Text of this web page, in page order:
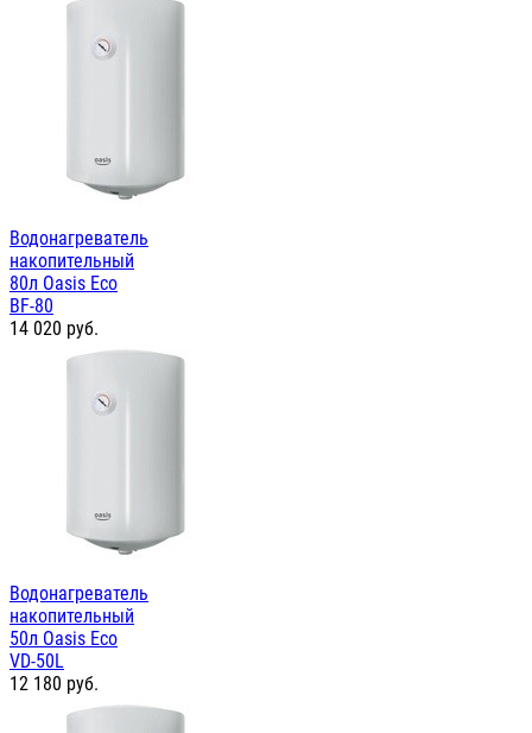
Водонагреватель
накопительный
80л Oasis Eco
BF-80
14 020 руб.
Водонагреватель
накопительный
50л Oasis Eco
VD-50L
12 180 руб.